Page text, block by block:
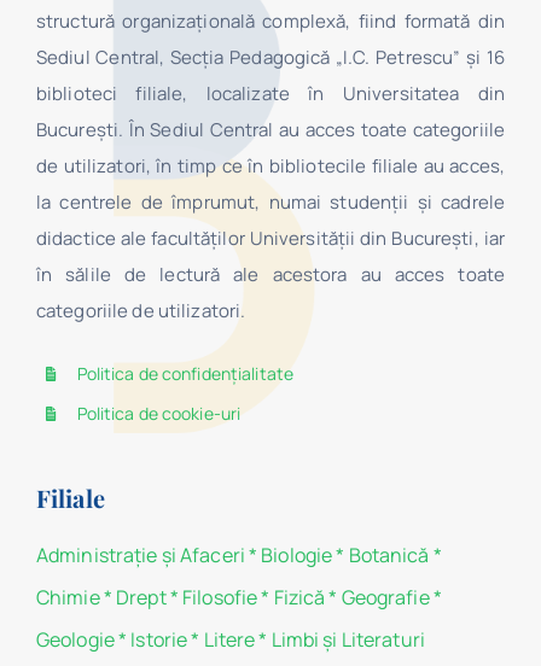
structură organizaţională complexă, fiind formată din
Sediul Central, Secţia Pedagogică „I.C. Petrescu” şi 16
biblioteci filiale, localizate în Universitatea din
Bucureşti. În Sediul Central au acces toate categoriile
de utilizatori, în timp ce în bibliotecile filiale au acces,
la centrele de împrumut, numai studenţii şi cadrele
didactice ale facultăților Universității din București, iar
în sălile de lectură ale acestora au acces toate
categoriile de utilizatori.
Politica de confidențialitate
Politica de cookie-uri
Filiale
Administraţie şi Afaceri* Biologie* Botanică *
Chimie* Drept* Filosofie* Fizică * Geografie*
Geologie* Istorie* Litere* Limbi și Literaturi